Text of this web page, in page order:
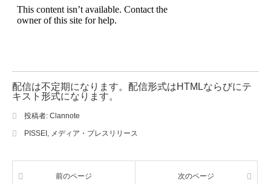
配信は不定期になります。配信形式はHTMLならびにテ
キスト形式になります。
投稿者: Clannote
PISSEI , メディア・プレスリリース
前のページ 次のページ